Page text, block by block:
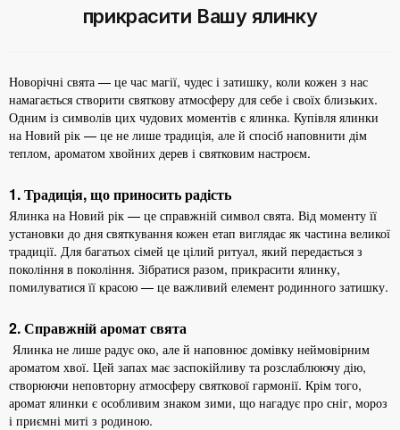
прикрасити Вашу ялинку
Новорічні свята — це час магії, чудес і затишку, коли кожен з нас
намагається створити святкову атмосферу для себе і своїх близьких.
Одним із символів цих чудових моментів є ялинка. Купівля ялинки
на Новий рік — це не лише традиція, але й спосіб наповнити дім
теплом, ароматом хвойних дерев і святковим настроєм.
1. Традиція, що приносить радість
Ялинка на Новий рік — це справжній символ свята. Від моменту її
установки до дня святкування кожен етап виглядає як частина великої
традиції. Для багатьох сімей це цілий ритуал, який передається з
покоління в покоління. Зібратися разом, прикрасити ялинку,
помилуватися її красою — це важливий елемент родинного затишку.
2. Справжній аромат свята
Ялинка не лише радує око, але й наповнює домівку неймовірним
ароматом хвої. Цей запах має заспокійливу та розслаблюючу дію,
створюючи неповторну атмосферу святкової гармонії. Крім того,
аромат ялинки є особливим знаком зими, що нагадує про сніг, мороз
і приємні миті з родиною.